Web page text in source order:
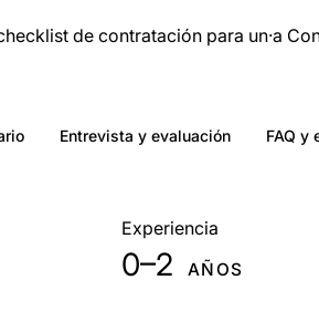
de contratación para un·a
Entrevista y evaluación FAQ y
Experiencia
0–2 AÑOS